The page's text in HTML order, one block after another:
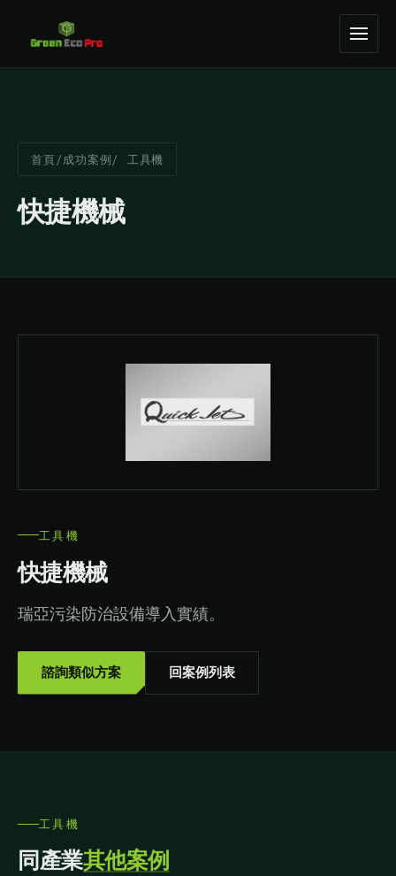
首頁/成功案例/ 工具機
快捷機械
工具機
快捷機械
瑞亞污染防治設備導入實績。
諮詢類似方案 回案例列表
工具機
同產業其他案例